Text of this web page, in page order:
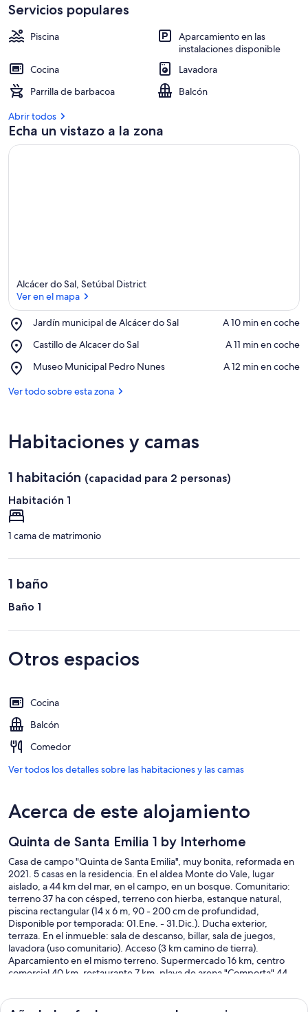
Servicios populares
Piscina
Aparcamiento en las
instalaciones disponible
Cocina
Lavadora
Parrilla de barbacoa
Balcón
Abrir todos
Echa un vistazo a la zona
Alcácer do Sal, Setúbal District
Ver en el mapa
Jardín municipal de Alcácer do Sal
Place,
municipal
Alcácer
Sal
‪A 10 min en coche‬
Castillo de Alcacer do Sal
Place,
de
do
‪A 11 min en coche‬
Museo Municipal Pedro Nunes
Place,
Municipal
‪A 12 min en coche‬
Ver todo sobre esta zona
Habitaciones y camas
1 habitación (capacidad para 2 personas)
Habitación 1
1 cama de matrimonio
1 baño
Baño 1
Otros espacios
Cocina
Balcón
Comedor
Ver todos los detalles sobre las habitaciones y las camas
Acerca de este alojamiento
Quinta de Santa Emilia 1 by Interhome
Casa de campo "Quinta de Santa Emilia", muy bonita, reformada en
2021. 5 casas en la residencia. En el aldea Monte do Vale, lugar
aislado, a 44 km del mar, en el campo, en un bosque. Comunitario:
terreno 37 ha con césped, terreno con hierba, estanque natural,
piscina rectangular (14 x 6 m, 90 - 200 cm de profundidad,
Disponible por temporada: 01.Ene. - 31.Dic.). Ducha exterior,
terraza. En el inmueble: sala de descanso, billar, sala de juegos,
lavadora (uso comunitario). Acceso (3 km camino de tierra).
Aparcamiento en el mismo terreno. Supermercado 16 km, centro
comercial 40 km, restaurante 7 km, playa de arena "Comporta" 44
km, Aeroporto Lisboa 80 km. El propietario no acepta grupos de